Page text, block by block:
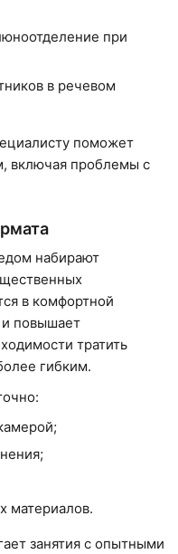
при
в речевом
поможет
включая проблемы с
набирают
в комфортной
и повышает
тратить
гибким.
материалов.
занятия с опытными